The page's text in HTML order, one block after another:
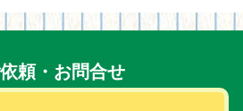
頼・お問合せ